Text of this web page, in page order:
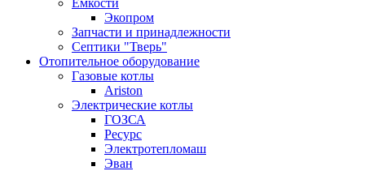
Ёмкости
Экопром
Запчасти и принадлежности
Септики "Тверь"
Отопительное оборудование
Газовые котлы
Ariston
Электрические котлы
ГОЗСА
Ресурс
Электротепломаш
Эван